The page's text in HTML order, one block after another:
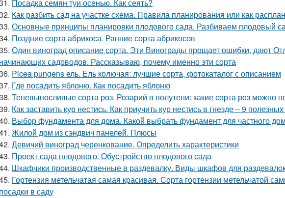
Посадка семян туи осенью. Как сеять?
Как разбить сад на участке схема. Правила планирования или как
Основные принципы планировки плодового сада. Разбиваем плодовый
Поздние сорта абрикоса. Ранние сорта абрикосов
Один виноград описание сорта. Эти Винограды прощает ошибки, дают
начинающих садоводов. Рассказываю, почему именно эти сорта
Picea pungens ель. Ель колючая: лучшие сорта, фотокаталог с описанием
Где посадить яблоню. Как посадить яблоню
Теневыносливые сорта роз. Розарий в полутени: какие сорта роз можно
Как заставить кур нестись. Как приучить кур нестись в гнезде – 9
Выбор фундамента для дома. Какой выбрать фундамент для частного
Жилой дом из сэндвич панелей. Плюсы
Девичий виноград черенкование. Определить характеристики
Проект сада плодового. Обустройство плодового сада
Шкафчики производственные в раздевалку. Виды шкафов для
Гортензия метельчатая самая красивая. Сорта гортензии метельчатой
посадки в саду